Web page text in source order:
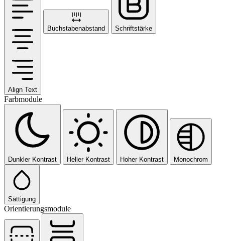
Align Text
Buchstabenabstand Schriftstärke
Farbmodule
Dunkler Kontrast Heller Kontrast Hoher Kontrast Monochrom
Sättigung
Orientierungsmodule